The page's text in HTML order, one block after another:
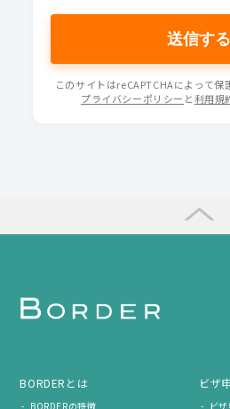
このサイトはreCAPTCHAによって
プライバシーポリシー と利用規
BORDERとは
BORDERの特徴
ビザ
ビ